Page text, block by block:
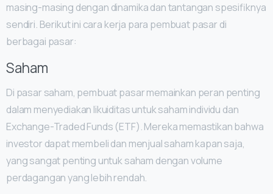
masing-masing dengan dinamika dan tantangan spesifiknya
sendiri. Berikut ini cara kerja para pembuat pasar di
berbagai pasar:
Saham
Di pasar saham, pembuat pasar memainkan peran penting
dalam menyediakan likuiditas untuk saham individu dan
Exchange-Traded Funds (ETF). Mereka memastikan bahwa
investor dapat membeli dan menjual saham kapan saja,
yang sangat penting untuk saham dengan volume
perdagangan yang lebih rendah.